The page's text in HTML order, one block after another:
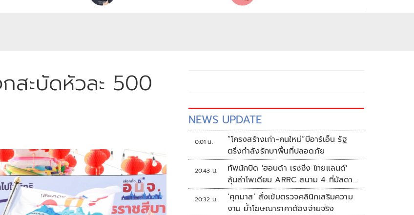
สะบัดหัวละ 500
NEWS UPDATE
0:01 น.
“โครงสร้างเก่า-คนใหม่”บีอาร์เอ็น รัฐ
ตรึงกำลังรักษาพื้นที่ปลอดภัย
20:43 น.
ทัพนักบิด 'ฮอนด้า เรซซิ่ง ไทยแลนด์'
ลุ้นล่าโพเดียม ARRC สนาม 4 ที่มัลดาลิ
กา
20:32 น.
‘ศุภมาส’ สั่งเข้มตรวจคลินิกเสริมความ
งาม ย้ำโฆษณาราคาต้องจ่ายจริง